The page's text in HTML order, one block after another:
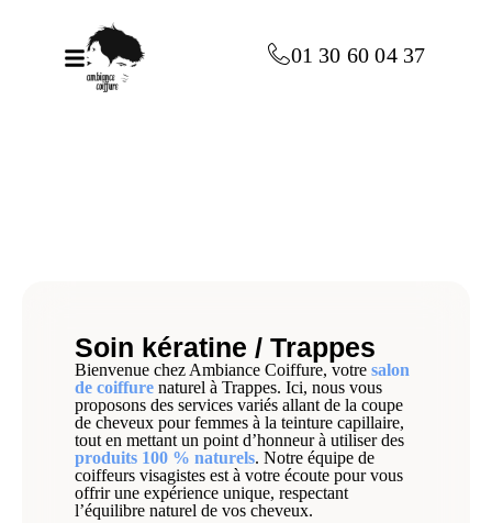
01 30 60 04 37
Soin kératine / Trappes
Bienvenue chez Ambiance Coiffure, votre salon
de coiffure naturel à Trappes. Ici, nous vous
proposons des services variés allant de la coupe
de cheveux pour femmes à la teinture capillaire,
tout en mettant un point d’honneur à utiliser des
produits 100 % naturels. Notre équipe de
coiffeurs visagistes est à votre écoute pour vous
offrir une expérience unique, respectant
l’équilibre naturel de vos cheveux.